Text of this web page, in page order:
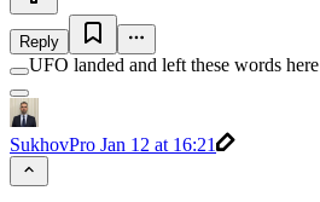
Reply
UFO landed and left these words here
SukhovPro Jan 12 at 16:21